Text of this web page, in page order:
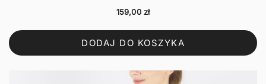
159,00 zł
DODAJ DO KOSZYKA